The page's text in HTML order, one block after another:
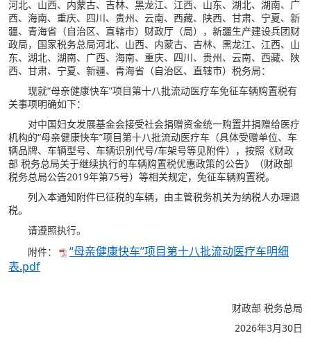
河北、山西、内蒙古、吉林、黑龙江、江西、山东、湖北、湖南、广
西、海南、重庆、四川、贵州、云南、西藏、陕西、甘肃、宁夏、新
疆、青海省（自治区、直辖市）财政厅（局），新疆生产建设兵团财
政局，国家税务总局河北、山西、内蒙古、吉林、黑龙江、江西、山
东、湖北、湖南、广西、海南、重庆、四川、贵州、云南、西藏、陕
西、甘肃、宁夏、新疆、青海省（自治区、直辖市）税务局：
现就“母亲健康快车”项目第十八批流动医疗车免征车辆购置税有
关事项明确如下：
对中国妇女发展基金会接受社会捐赠资金统一购置并捐赠给医疗
机构的“母亲健康快车”项目第十八批流动医疗车（具体受赠单位、车
辆品牌、车辆型号、车辆识别代号/车架号等见附件），按照《财政
部 税务总局关于继续执行的车辆购置税优惠政策的公告》（财政部
税务总局公告2019年第75号）等相关规定，免征车辆购置税。
列入本通知附件已征税的车辆，由主管税务机关为纳税人办理退
税。
请遵照执行。
附件：
“母亲健康快车”项目第十八批流动医疗车明细
表.pdf
财政部 税务总局
2026年3月30日